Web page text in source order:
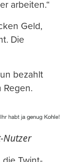
arbeiten.“
Geld,
Die
bezahlt
Nutzer